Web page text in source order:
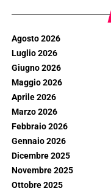
Agosto 2026
Luglio 2026
Giugno 2026
Maggio 2026
Aprile 2026
Marzo 2026
Febbraio 2026
Gennaio 2026
Dicembre 2025
Novembre 2025
Ottobre 2025